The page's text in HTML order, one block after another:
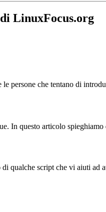
LinuxFocus.org
persone che tentano di
In questo articolo spieghiamo
qualche script che vi aiuti